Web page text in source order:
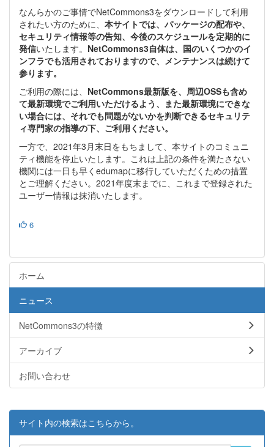
なんらかのご事情でNetCommons3をダウンロードして利用
されたい方のために、 本サイトでは、パッケージの配布や、
セキュリティ情報等の告知、今後のスケジュールを定期的に
発信いたします。 NetCommons3自体は、国のいくつかのイ
ンフラでも活用されておりますので、メンテナンスは続けて
参ります。
ご利用の際には、 NetCommons最新版を、周辺OSSも含め
て最新環境でご利用いただけるよう、また最新環境にできな
い場合には、それでも問題がないかを判断できるセキュリテ
ィ専門家の指導の下、ご利用ください。
一方で、2021年3月末日をもちまして、本サイトのコミュニ
ティ機能を停止いたします。これは上記の条件を満たさない
機関には一日も早くedumapに移行していただくための措置
とご理解ください。2021年度末までに、これまで登録された
ユーザー情報は抹消いたします。
6
ホーム
ニュース
NetCommons3の特徴
アーカイブ
お問い合わせ
サイト内の検索はこちらから。